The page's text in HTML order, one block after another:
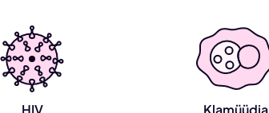
HIV Klamüüdia